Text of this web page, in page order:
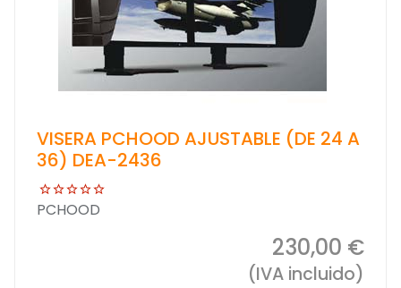
VISERA PCHOOD AJUSTABLE (DE 24 A
36) DEA-2436
PCHOOD
230,00 €
(IVA incluido)